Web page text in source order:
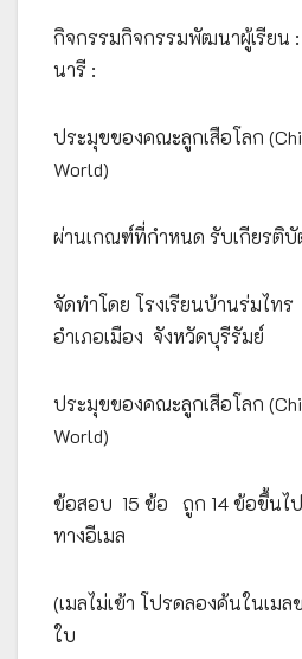
กิจกรรมกิจกรรมพัฒนาผู้เรียน :
นารี :
ประมุขของคณะลูกเสือโลก
World)
ผ่านเกณฑ์ที่กำหนด รับเกียรติบั
จัดทำโดย โรงเรียนบ้านร่มไท
อำเภอเมือง จังหวัดบุรีรัมย์
ประมุขของคณะลูกเสือโลก
World)
ข้อสอบ 15 ข้อ ถูก 14 ข้อขึ้นไ
ทางอีเมล
(เมลไม่เข้า โปรดลองค้นในเมล
ใบ